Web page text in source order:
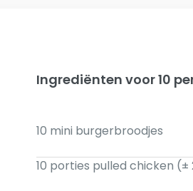
Ingrediënten voor 10
10 mini burgerbroodjes
10 porties pulled chicken